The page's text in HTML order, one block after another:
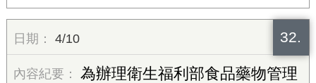
32.
4/10
為辦理衛生福利部食品藥物管理